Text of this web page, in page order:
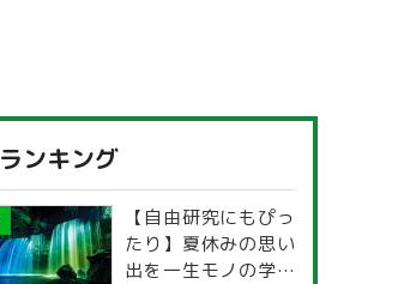
ランキング
【自由研究にもぴっ
たり】夏休みの思い
出を一生モノの学び